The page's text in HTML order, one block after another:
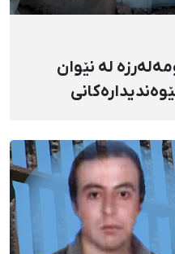
لە نێوان